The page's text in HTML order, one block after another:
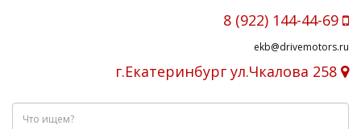
8 (922) 144-44-69
ekb@drivemotors.ru
г.Екатеринбург ул.Чкалова 258